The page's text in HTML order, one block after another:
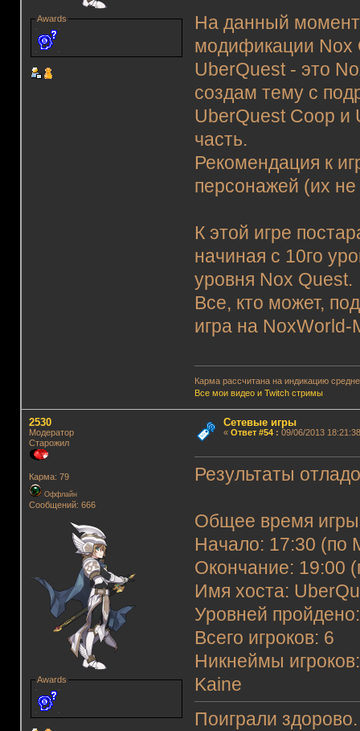
Awards
На данный момент
модификации Nox
UberQuest - это
создам тему с
UberQuest Coop и
часть.
Рекомендация к
персонажей (их не
К этой игре
начиная с 10го
уровня Nox Quest.
Все, кто может,
игра на NoxWorld-
Карма рассчитана на индикацию
Все мои видео и Twitch стримы
2530
Модератор
Старожил
Карма: 79
Оффлайн
Сообщений: 666
Awards
Сетевые игры
« Ответ #54: 09/06/2013
Результаты
Общее время
Начало: 17:30 (по
Окончание: 19:00
Имя хоста:
Уровней
Всего игроков: 6
Никнеймы
Kaine
Поиграли